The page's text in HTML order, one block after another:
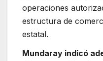
operaciones
estructura de
estatal.
Mundaray indicó